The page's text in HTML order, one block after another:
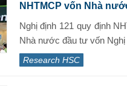
NHTMCP vốn Nhà
Nghị định 121 quy định
Nhà nước đầu tư vốn
Research HSC